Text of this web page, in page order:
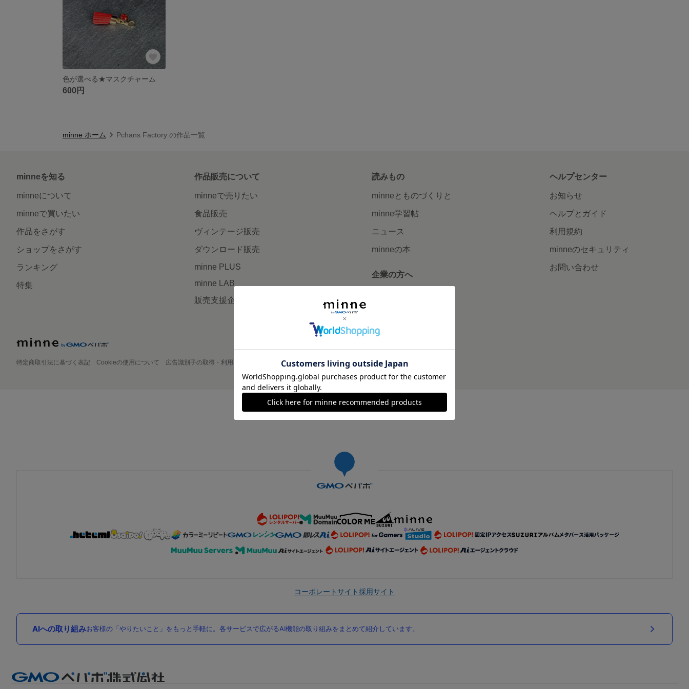
色が選べる★マスクチャーム
600円
minne ホーム Pchans Factory の作品一覧
minneを知る
minneについて
minneで買いたい
作品をさがす
ショップをさがす
ランキング
特集
作品販売について
minneで売りたい
食品販売
ヴィンテージ販売
ダウンロード販売
minne PLUS
minne LAB
販売支援企画・イベント
読みもの
minneとものづくりと
minne学習帖
ニュース
minneの本
企業の方へ
ヘルプセンター
お知らせ
ヘルプとガイド
利用規約
minneのセキュリティ
お問い合わせ
特定商取引法に基づく表記 Cookieの使用について 広告識別子の取得・利用 プライバシーポリシー 会社概要 採用情報 メディアキット
©GMO Pepabo, Inc. All rights reserved.
コーポレートサイト採用サイト
AIへの取り組みお客様の「やりたいこと」をもっと手軽に。各サービスで広がるAI機能の取り組みをまとめて紹介しています。